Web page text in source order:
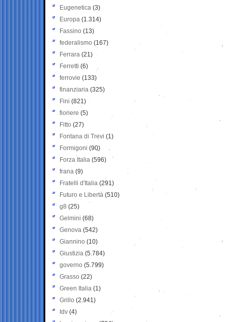
Eugenetica (3)
Europa (1.314)
Fassino (13)
federalismo (167)
Ferrara (21)
Ferretti (6)
ferrovie (133)
finanziaria (325)
Fini (821)
fioriere (5)
Fitto (27)
Fontana di Trevi (1)
Formigoni (90)
Forza Italia (596)
frana (9)
Fratelli d'Italia (291)
Futuro e Libertà (510)
g8 (25)
Gelmini (68)
Genova (542)
Giannino (10)
Giustizia (5.784)
governo (5.799)
Grasso (22)
Green Italia (1)
Grillo (2.941)
Idv (4)